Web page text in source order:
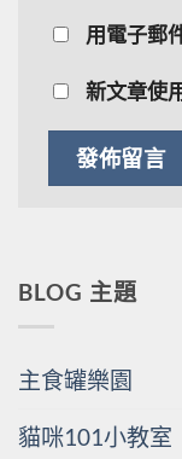
BLOG 主題
主食罐樂園
貓咪101小教室
用電子郵
新文章使